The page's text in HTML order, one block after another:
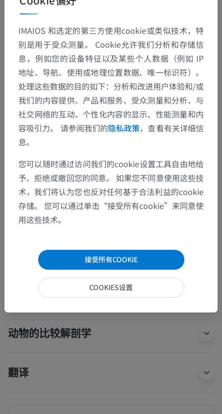
解剖层次
人体解剖学2
人体解剖学1
系统解剖学> 神经系统> 中枢神经系统> 脊髓灰质
底层结构：
神经核
人体神经解剖学
动物的比较解剖学
翻译
IMAIOS 和选定的第三方使用cookie或类似技术，特
别是用于受众测量。 Cookie允许我们分析和存储信
息，例如您的设备特征以及某些个人数据（例如 IP
地址、导航、使用或地理位置数据、唯一标识符）。
处理这些数据的目的如下：分析和改进用户体验和/或
我们的内容提供、产品和服务、受众测量和分析、与
社交网络的互动、个性化内容的显示、性能测量和内
容吸引力。 请参阅我们的隐私政策，查看有关详细信
息。
您可以随时通过访问我们的cookie设置工具自由地给
予、拒绝或撤回您的同意。 如果您不同意使用这些技
术，我们将认为您也反对任何基于合法利益的cookie
存储。 您可以通过单击“接受所有cookie”来同意使
用这些技术。
接受所有COOKIE
COOKIES设置